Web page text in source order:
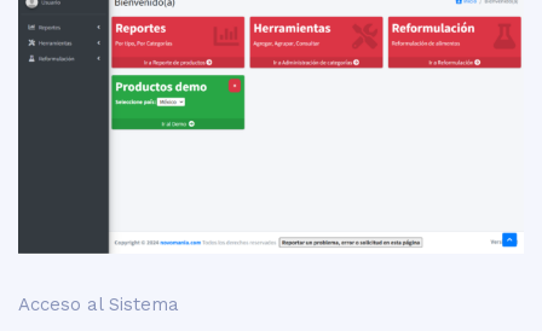
Acceso al Sistema